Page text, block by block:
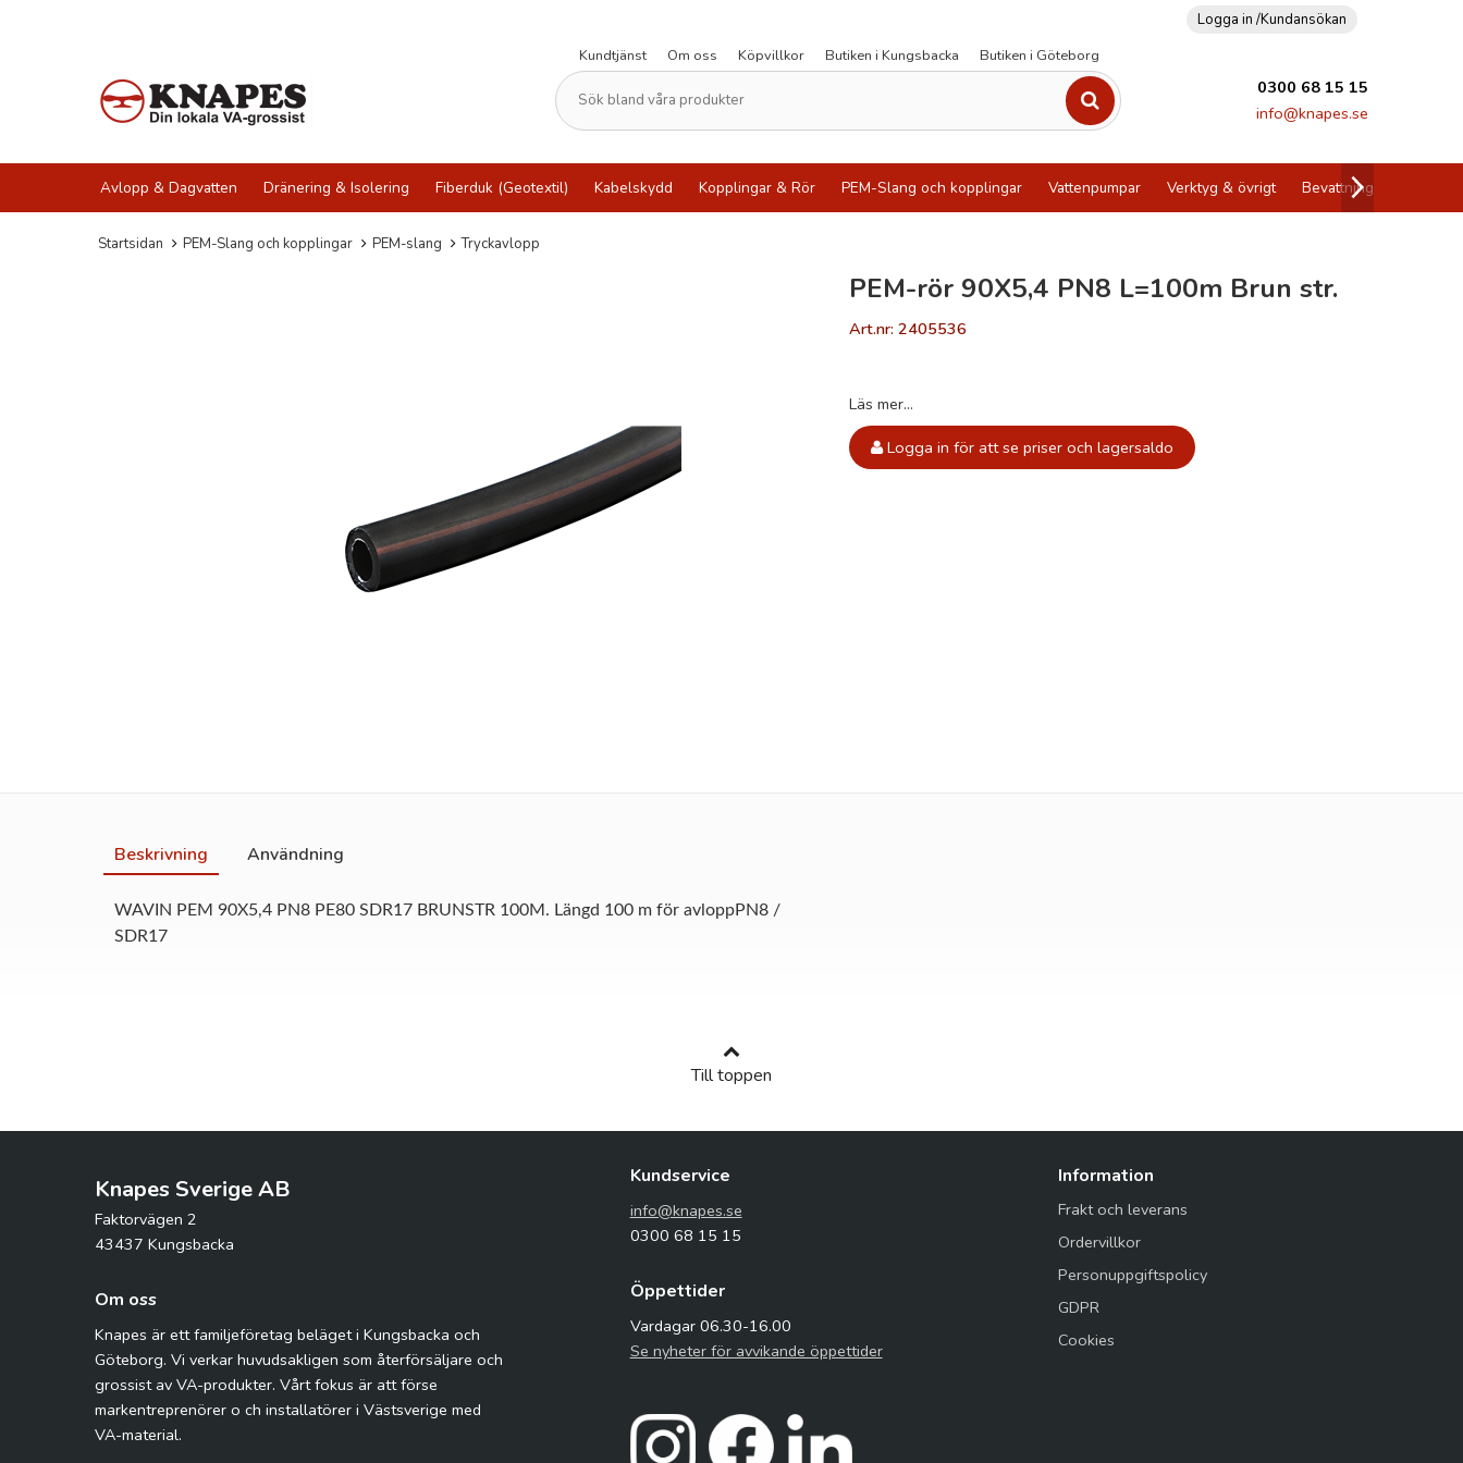
Logga in /Kundansökan
Kundtjänst
Om oss Köpvillkor Butiken i Kungsbacka Butiken i Göteborg
0300 68 15 15
info@knapes.se
Avlopp & Dagvatten Dränering & Isolering Fiberduk (Geotextil) Kabelskydd Kopplingar & Rör PEM-Slang och kopplingar Vattenpumpar Verktyg & övrigt Bevattning
Startsidan PEM-Slang och kopplingar PEM-slang Tryckavlopp
PEM-rör 90X5,4 PN8 L=100m Brun str.
Art.nr: 2405536
Läs mer...
Logga in för att se priser och lagersaldo
Beskrivning Användning
WAVIN PEM 90X5,4 PN8 PE80 SDR17 BRUNSTR 100M. Längd 100 m för avloppPN8 /
SDR17
Till toppen
Knapes Sverige AB
Faktorvägen 2
43437 Kungsbacka
Om oss
Knapes är ett familjeföretag beläget i Kungsbacka och
Göteborg. Vi verkar huvudsakligen som återförsäljare och
grossist av VA-produkter. Vårt fokus är att förse
markentreprenörer o ch installatörer i Västsverige med
VA-material.
Kundservice
info@knapes.se
0300 68 15 15
Öppettider
Vardagar 06.30-16.00
Se nyheter för avvikande öppettider
Information
Frakt och leverans
Ordervillkor
Personuppgiftspolicy
GDPR
Cookies